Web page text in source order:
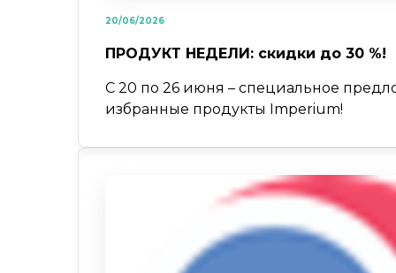
20/06/2026
ПРОДУКТ НЕДЕЛИ: скидки до 30 %!
С 20 по 26 июня – специальное
избранные продукты Imperium!